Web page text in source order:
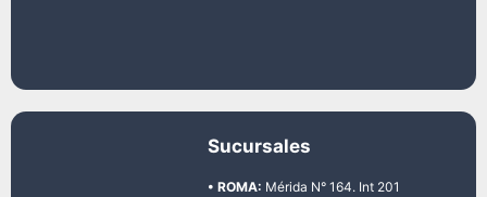
Sucursales
• ROMA: Mérida N° 164. Int 201